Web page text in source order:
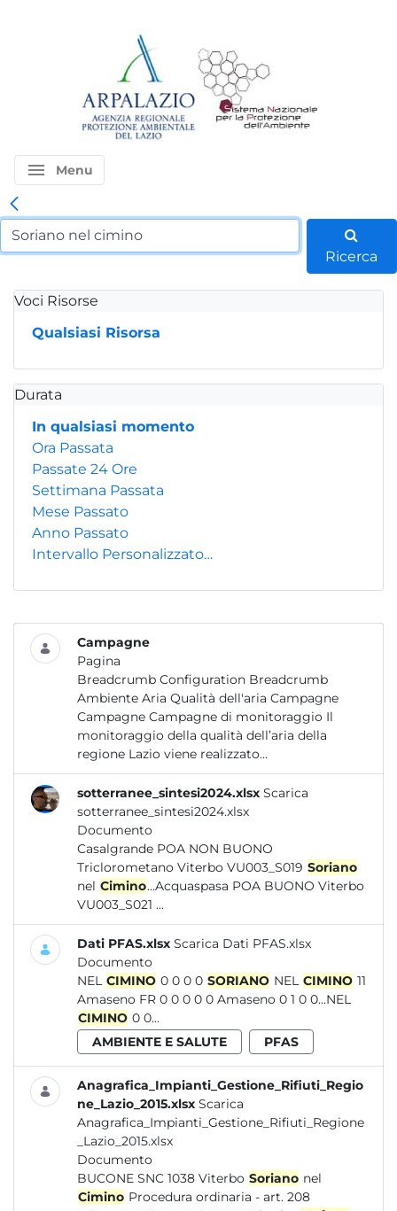
menu Menu
Ricerca
Voci Risorse
Qualsiasi Risorsa
Durata
In qualsiasi momento
Ora Passata
Passate 24 Ore
Settimana Passata
Mese Passato
Anno Passato
Intervallo Personalizzato…
Campagne
Pagina
Breadcrumb Configuration Breadcrumb
Ambiente Aria Qualità dell'aria Campagne
Campagne Campagne di monitoraggio Il
monitoraggio della qualità dell’aria della
regione Lazio viene realizzato...
sotterranee_sintesi2024.xlsx Scarica
sotterranee_sintesi2024.xlsx
Documento
Casalgrande POA NON BUONO
Triclorometano Viterbo VU003_S019 Soriano
nel Cimino...Acquaspasa POA BUONO Viterbo
VU003_S021 ...
Dati PFAS.xlsx Scarica Dati PFAS.xlsx
Documento
NEL CIMINO 0 0 0 0 SORIANO NEL CIMINO
Amaseno FR 0 0 0 0 0 Amaseno 0 1 0 0...NEL
CIMINO 0 0...
AMBIENTE E SALUTE
PFAS
Anagrafica_Impianti_Gestione_Rifiuti_Regio
ne_Lazio_2015.xlsx Scarica
Anagrafica_Impianti_Gestione_Rifiuti_Regione
_Lazio_2015.xlsx
Documento
BUCONE SNC 1038 Viterbo Soriano nel
Cimino Procedura ordinaria - art. 208